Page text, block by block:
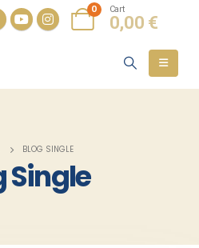
0 Cart
0,00 €
BLOG SINGLE
Single